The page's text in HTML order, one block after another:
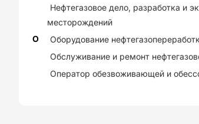
Нефтегазовое дело, разработка и
месторождений
О
Оборудование
Обслуживание и ремонт
Оператор обезвоживающей и